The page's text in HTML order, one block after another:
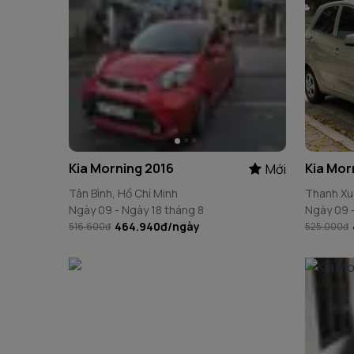
Kia Morning 2016 Mới
Tân Bình, Hồ Chí Minh
Ngày 09 - Ngày 18 tháng 8
516.600đ 464.940đ/ngày
Kia
Thanh
Ngày 09
525.000đ
Kia Morning 2022 Mới
Nam Từ Liêm, Hà Nội
Ngày 09 - Ngày 18 tháng 8
630.000đ 598.500đ/ngày
Kia
Ninh
Ngày 09
525.000đ